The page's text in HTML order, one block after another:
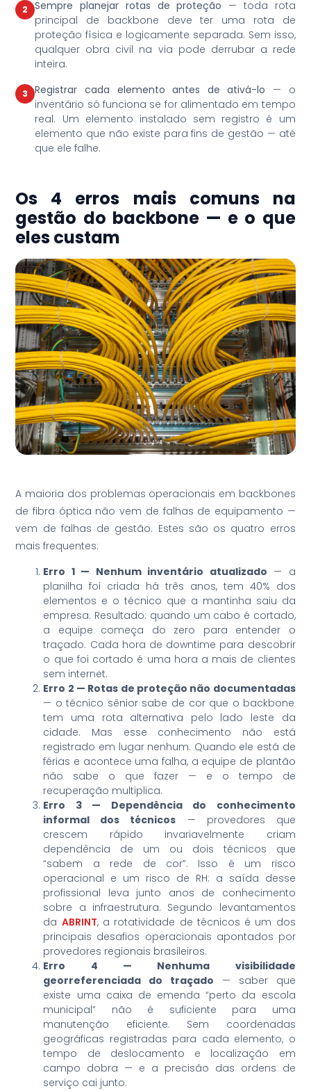
2 Sempre planejar rotas de proteção — toda rota
principal de backbone deve ter uma rota de
proteção física e logicamente separada. Sem isso,
qualquer obra civil na via pode derrubar a rede
inteira.
3 Registrar cada elemento antes de ativá-lo — o
inventário só funciona se for alimentado em tempo
real. Um elemento instalado sem registro é um
elemento que não existe para fins de gestão — até
que ele falhe.
Os 4 erros mais comuns na
gestão do backbone — e o que
eles custam
A maioria dos problemas operacionais em backbones
de fibra óptica não vem de falhas de equipamento —
vem de falhas de gestão. Estes são os quatro erros
mais frequentes:
Erro 1 — Nenhum inventário atualizado — a
planilha foi criada há três anos, tem 40% dos
elementos e o técnico que a mantinha saiu da
empresa. Resultado: quando um cabo é cortado,
a equipe começa do zero para entender o
traçado. Cada hora de downtime para descobrir
o que foi cortado é uma hora a mais de clientes
sem internet.
Erro 2 — Rotas de proteção não documentadas
— o técnico sênior sabe de cor que o backbone
tem uma rota alternativa pelo lado leste da
cidade. Mas esse conhecimento não está
registrado em lugar nenhum. Quando ele está de
férias e acontece uma falha, a equipe de plantão
não sabe o que fazer — e o tempo de
recuperação multiplica.
Erro 3 — Dependência do conhecimento
informal dos técnicos — provedores que
crescem rápido invariavelmente criam
dependência de um ou dois técnicos que
“sabem a rede de cor”. Isso é um risco
operacional e um risco de RH: a saída desse
profissional leva junto anos de conhecimento
sobre a infraestrutura. Segundo levantamentos
da ABRINT, a rotatividade de técnicos é um dos
principais desafios operacionais apontados por
provedores regionais brasileiros.
Erro 4 — Nenhuma visibilidade
georreferenciada do traçado — saber que
existe uma caixa de emenda “perto da escola
municipal” não é suficiente para uma
manutenção eficiente. Sem coordenadas
geográficas registradas para cada elemento, o
tempo de deslocamento e localização em
campo dobra — e a precisão das ordens de
serviço cai junto.